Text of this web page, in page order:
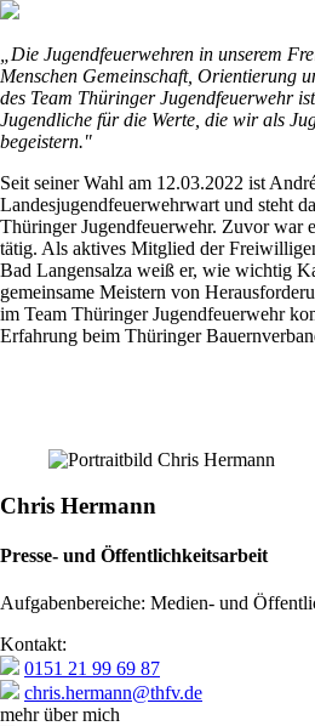
„Die Jugendfeuerwehren in unserem
Menschen Gemeinschaft, Orientierung
des Team Thüringer Jugendfeuerwehr
Jugendliche für die Werte, die wir als
begeistern."
Seit seiner Wahl am 12.03.2022 ist
Landesjugendfeuerwehrwart und steht
Thüringer Jugendfeuerwehr. Zuvor war
tätig. Als aktives Mitglied der
Bad Langensalza weiß er, wie wichtig
gemeinsame Meistern von
im Team Thüringer Jugendfeuerwehr
Erfahrung beim Thüringer
Chris Hermann
Presse- und Öffentlichkeitsarbeit
Aufgabenbereiche: Medien- und
Kontakt:
0151 21 99 69 87
chris.hermann@thfv.de
mehr über mich